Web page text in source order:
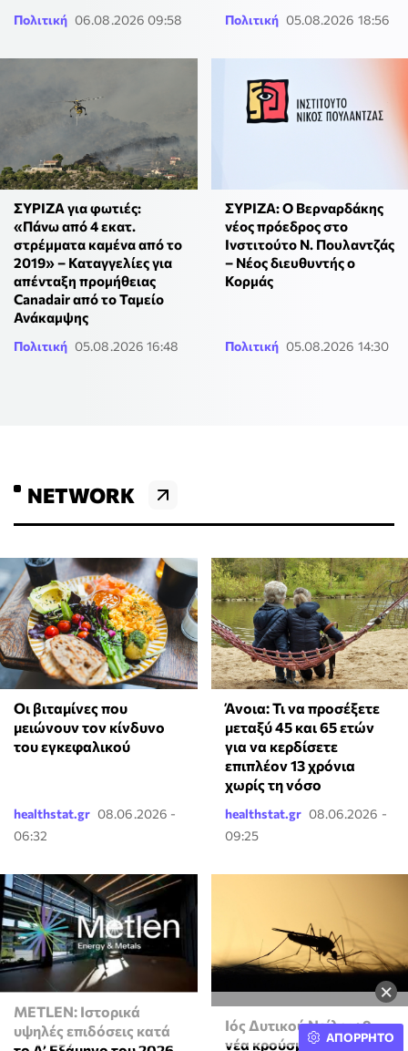
×
Πολιτική 06.08.2026 09:58 Πολιτική 05.08.2026 18:56
ΣΥΡΙΖΑ για φωτιές:
«Πάνω από 4 εκατ.
στρέμματα καμένα από το
2019» – Καταγγελίες για
απένταξη προμήθειας
Canadair από το Ταμείο
Ανάκαμψης
Πολιτική 05.08.2026 16:48
ΣΥΡΙΖΑ: Ο Βερναρδάκης
νέος πρόεδρος στο
Ινστιτούτο Ν. Πουλαντζάς
– Νέος διευθυντής ο
Κορμάς
Πολιτική 05.08.2026 14:30
NETWORK
Οι βιταμίνες που
μειώνουν τον κίνδυνο
του εγκεφαλικού
healthstat.gr 08.06.2026 -
06:32
Άνοια: Τι να προσέξετε
μεταξύ 45 και 65 ετών
για να κερδίσετε
επιπλέον 13 χρόνια
χωρίς τη νόσο
healthstat.gr 08.06.2026 -
09:25
METLEN: Ιστορικά
υψηλές επιδόσεις κατά
Ιός Δυτικού Νείλου: 9
νέα κρούσματα στην
ΑΠΟΡΡΗΤΟ